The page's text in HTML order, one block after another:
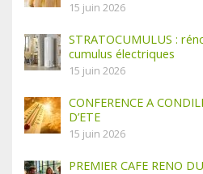
15 juin 2026
STRATOCUMULUS :
cumulus électriques
15 juin 2026
CONFERENCE A
D’ETE
15 juin 2026
PREMIER CAFE RENO